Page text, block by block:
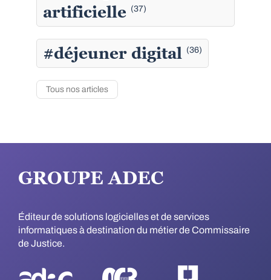
artificielle (37)
#déjeuner digital (36)
Tous nos articles
GROUPE ADEC
Éditeur de solutions logicielles et de services
informatiques à destination du métier de Commissaire
de Justice.